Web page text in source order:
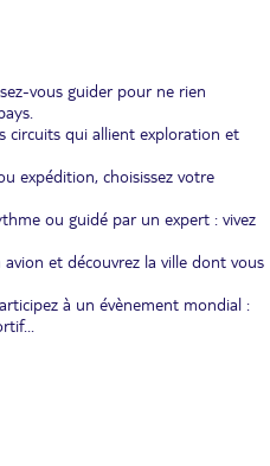
vous guider pour ne rien
circuits qui allient exploration et
expédition, choisissez votre
ou guidé par un expert : vivez
et découvrez la ville dont vous
à un évènement mondial :